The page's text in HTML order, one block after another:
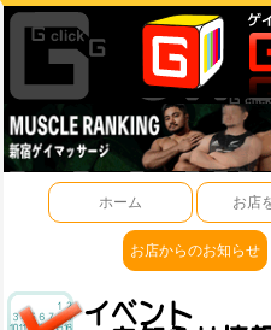
ホーム お店
お店からのお知らせ